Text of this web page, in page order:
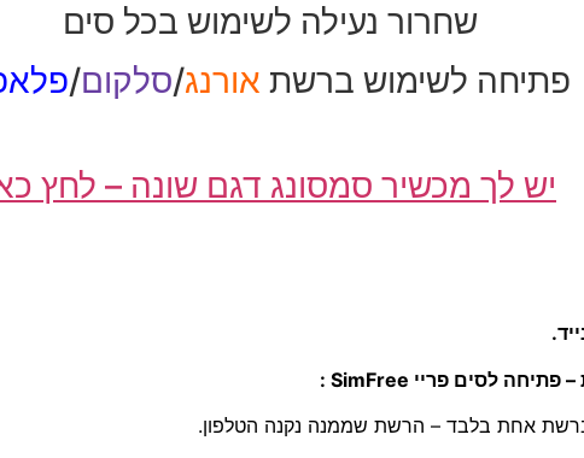
שחרור נעילה לשימוש בכל סים
פתיחה לשימוש ברשת אורנג/סלקום/
יש לך מכשיר סמסונג דגם שונה – לחץ
ברשת אחת בלבד – הרשת שממנה נקנה הטלפון.